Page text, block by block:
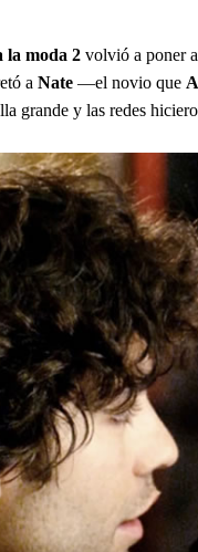
la moda 2 volvió a poner a
a Nate —el novio que
grande y las redes